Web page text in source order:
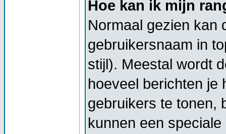
Hoe kan ik mijn
Normaal gezien kan
gebruikersnaam in
stijl). Meestal wordt
hoeveel berichten je
gebruikers te tonen,
kunnen een